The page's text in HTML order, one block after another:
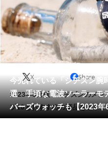
キッチン用品
コンテンツ・サービス
スポーツ・レジャー
パソコン・タブレット
ペット
工具・DIY
生活家電
今売れている「シチズン腕
選 手頃な電波ソーラーモ
バーズウォッチも【2023年
X Share
2023年6月版「シチズンのメン
プ10とおすすめの商品をピッ